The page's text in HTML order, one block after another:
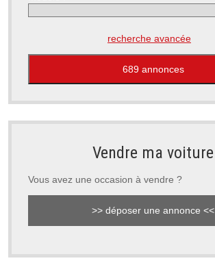
recherche avancée
Vendre ma voiture
Vous avez une occasion à vendre ?
>> déposer une annonce <<